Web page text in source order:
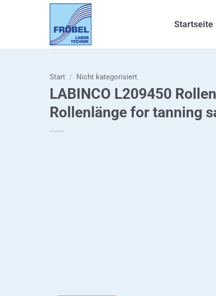
Startseite
Start / Nicht kategorisiert
LABINCO L209450
Rollenlänge for tanning